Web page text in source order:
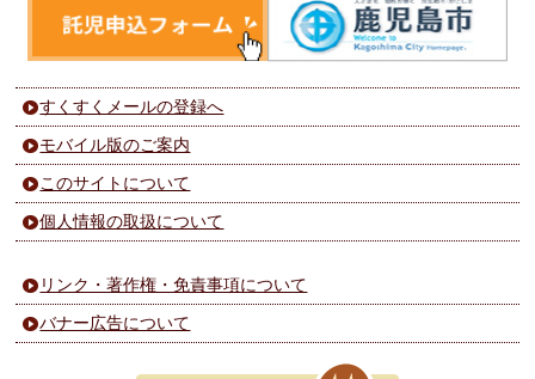
すくすくメールの登録へ
モバイル版のご案内
このサイトについて
個人情報の取扱について
リンク・著作権・免責事項について
バナー広告について